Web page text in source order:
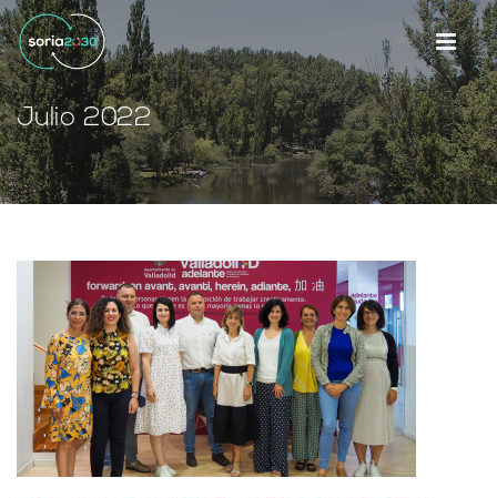
Julio 2022